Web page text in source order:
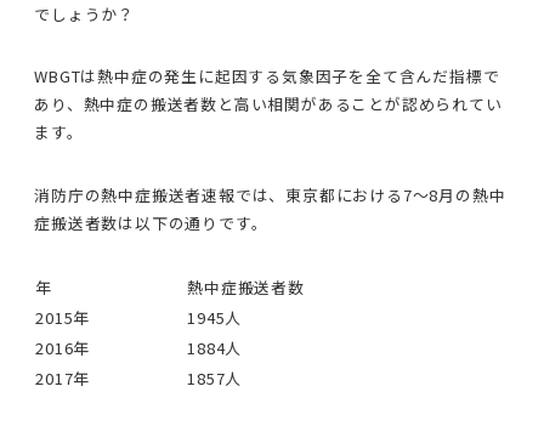
でしょうか？
WBGTは熱中症の発生に起因する気象因子を全て含んだ指標で
あり、熱中症の搬送者数と高い相関があることが認められてい
ます。
消防庁の熱中症搬送者速報では、東京都における7〜8月の熱中
症搬送者数は以下の通りです。
年
熱中症搬送者数
2015年
1945人
2016年
1884人
2017年
1857人